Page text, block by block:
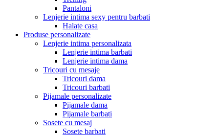
Pantaloni
Lenjerie intima sexy pentru barbati
Halate casa
Produse personalizate
Lenjerie intima personalizata
Lenjerie intima barbati
Lenjerie intima dama
Tricouri cu mesaje
Tricouri dama
Tricouri barbati
Pijamale personalizate
Pijamale dama
Pijamale barbati
Sosete cu mesaj
Sosete barbati